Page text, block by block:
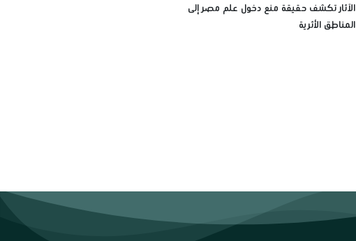
الآثار تكشف حقيقة منع دخول علم مصر إلى
المناطق الأثرية